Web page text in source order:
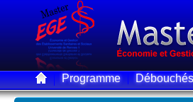
Programme Débouchés